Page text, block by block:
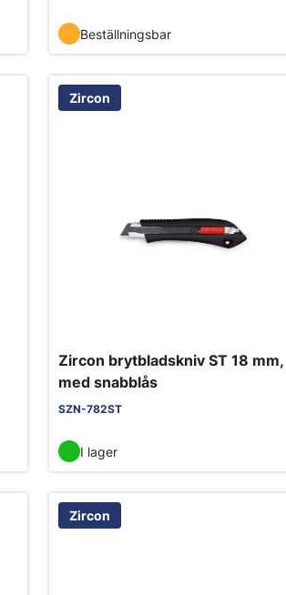
Beställningsbar
Zircon
Zircon brytbladskniv ST 18 mm,
med snabblås
SZN-782ST
I lager
Zircon